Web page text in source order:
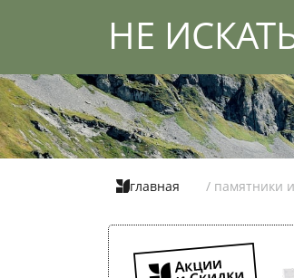
НЕ
главная / памятники